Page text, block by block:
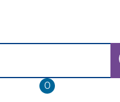
0prodotti
inseriti